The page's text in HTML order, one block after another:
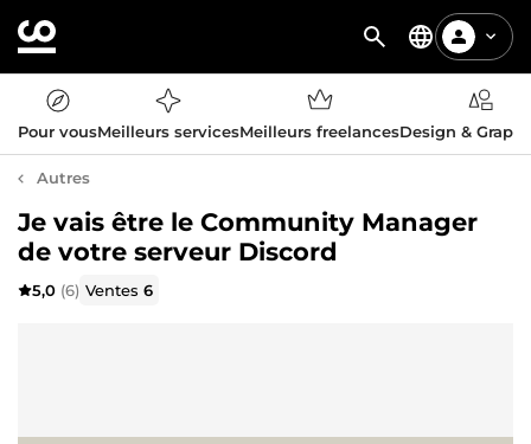
Pour vousMeilleurs servicesMeilleurs freelancesDesign &
Autres
Je vais être le Community Manager
de votre serveur Discord
5,0 (6) Ventes6